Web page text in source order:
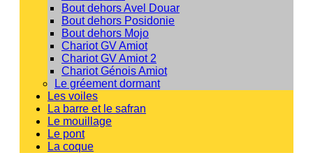
Bout dehors Avel Douar
Bout dehors Posidonie
Bout dehors Mojo
Chariot GV Amiot
Chariot GV Amiot 2
Chariot Génois Amiot
Le gréement dormant
Les voiles
La barre et le safran
Le mouillage
Le pont
La coque